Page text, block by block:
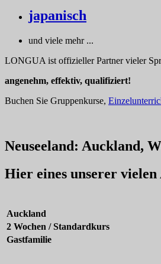
japanisch
und viele mehr ...
LONGUA ist offizieller Partner vieler
angenehm, effektiv, qualifiziert!
Buchen Sie Gruppenkurse,
Neuseeland: Auckland,
Hier eines unserer vielen
Auckland
2 Wochen / Standardkurs
Gastfamilie